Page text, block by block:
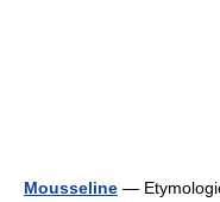
Mousseline —